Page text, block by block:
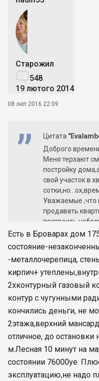
Старожил
548
19 лютого 2014
08 лют 2016 22:09
Цитата
Доброго
Меня терзают
постройку
свой участок в
Уважаемые ,что
продавать
построить
прим.130
Прочитала
задумалась,где
строительства
Буду
Есть в Броварах дом
состояние-
-металлочерепица,
кирпич+
2хконтурный газовый
контур с чугунными
кончились деньги, не
2этажа,верхний
отличное, до
м.Лесная 10 минут на
состоянии 76000уе.
эксплуатацию,не надо